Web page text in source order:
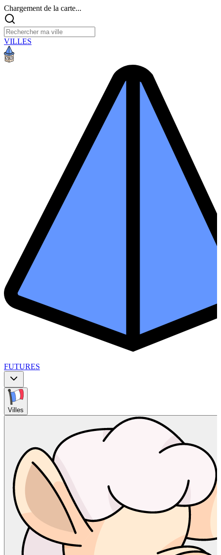
Chargement de la carte...
VILLES
FUTURES
Villes